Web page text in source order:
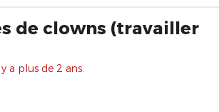
de clowns (travailler
a plus de 2 ans.